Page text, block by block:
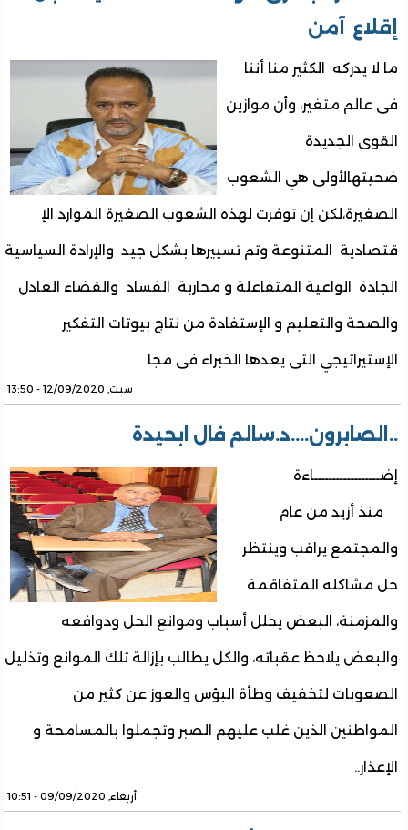
إقلاع آمن
ما لا يدركه الكثير منا أننا
فى عالم متغير، وأن موازين
القوى الجديدة
ضحيتهالأولى هي الشعوب
الصغيرة،لكن إن توفرت لهذه الشعوب الصغيرة الموارد الإ
قتصادية المتنوعة وتم تسييرها بشكل جيد والإرادة السياسية
الجادة الواعية المتفاعلة و محاربة الفساد والقضاء العادل
والصحة والتعليم و الإستفادة من نتاج بيوتات التفكير
الإستيراتيجي التى يعدها الخبراء فى مجا
سبت, 12/09/2020 - 13:50
..الصابرون....د.سالم فال ابحيدة
إضــــــــــــــــــاءة
منذ أزيد من عام
والمجتمع يراقب وينتظر
حل مشاكله المتفاقمة
والمزمنة، البعض يحلل أسباب وموانع الحل ودوافعه
والبعض يلاحظ عقباته، والكل يطالب بإزالة تلك الموانع وتذليل
الصعوبات لتخفيف وطأة البؤس والعوز عن كثير من
المواطنين الذين غلب عليهم الصبر وتجملوا بالمسامحة و
الإعذار..
أربعاء, 09/09/2020 - 10:51